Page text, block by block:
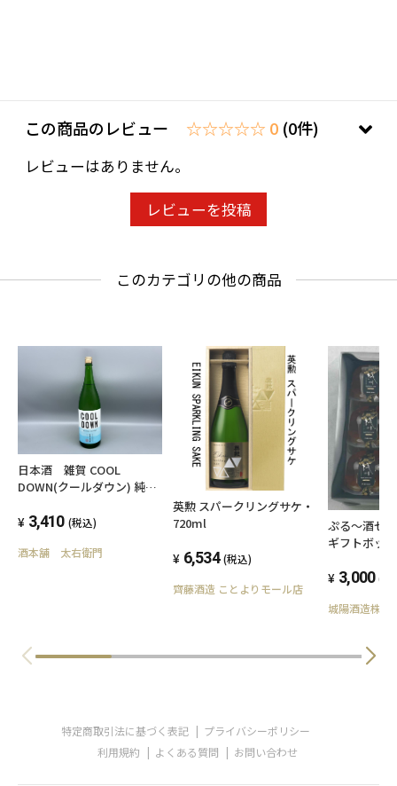
この商品のレビュー ☆☆☆☆☆ 0 (0件)
レビューはありません。
レビューを投稿
このカテゴリの他の商品
日本酒 雑賀 COOL
DOWN(クールダウン) 純米
3,410 (税込)
酒本舗 太右衛門
英勲 スパークリングサケ・
720ml
6,534 (税込)
齊藤酒造 ことよりモール店
ぷる～酒ゼ
ギフトボッ
3,000 (税
城陽酒造株式
特定商取引法に基づく表記
プライバシーポリシー
利用規約
よくある質問 お問い合わせ